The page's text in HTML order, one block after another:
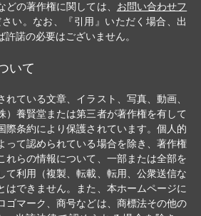
の著作権に関しては、 お問い合わせフ
い。なお、『引用』いただく場合、出
諾の必要はございません。
いて
ている文章、イラスト、写真、動画、
）養賢堂または第三者が著作権を有して
際条約により保護されています。個人的
って認められている場合を除き、著作権
れらの情報について、一部または全部を
て利用（複製、転載、転用、公衆送信な
はできません。また、本ホームページに
ゴマーク、商号などは、商標法その他の